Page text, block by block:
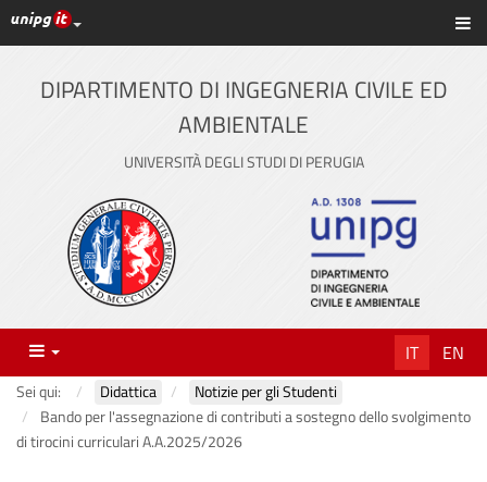
Vai
al
contenuto
principale
Link ai principali servizi web di Ateneo
DIPARTIMENTO DI INGEGNERIA CIVILE ED
AMBIENTALE
UNIVERSITÀ DEGLI STUDI DI PERUGIA
Menu IT EN
Sei qui: Didattica
Notizie per gli Studenti
Bando per l'assegnazione di contributi a sostegno dello svolgimento
di tirocini curriculari A.A.2025/2026